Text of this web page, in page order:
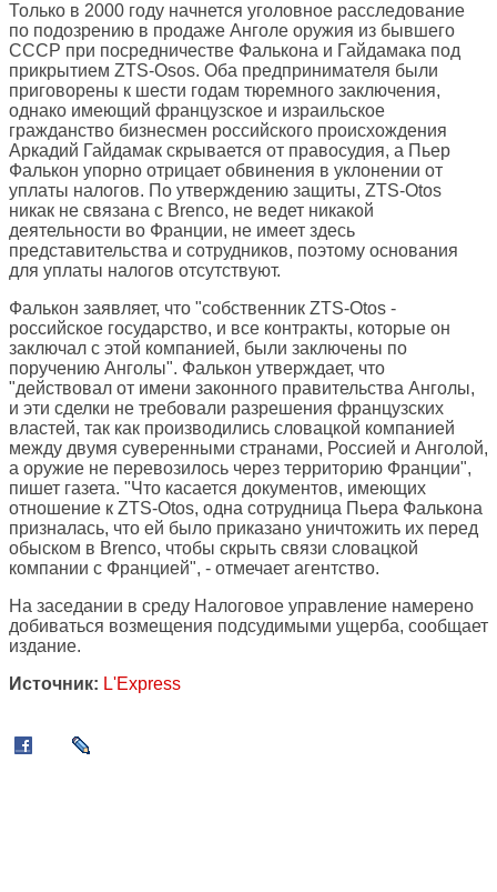
Только в 2000 году начнется уголовное расследование
по подозрению в продаже Анголе оружия из бывшего
СССР при посредничестве Фалькона и Гайдамака под
прикрытием ZTS-Osos. Оба предпринимателя были
приговорены к шести годам тюремного заключения,
однако имеющий французское и израильское
гражданство бизнесмен российского происхождения
Аркадий Гайдамак скрывается от правосудия, а Пьер
Фалькон упорно отрицает обвинения в уклонении от
уплаты налогов. По утверждению защиты, ZTS-Otos
никак не связана с Brenco, не ведет никакой
деятельности во Франции, не имеет здесь
представительства и сотрудников, поэтому основания
для уплаты налогов отсутствуют.
Фалькон заявляет, что "собственник ZTS-Otos -
российское государство, и все контракты, которые он
заключал с этой компанией, были заключены по
поручению Анголы". Фалькон утверждает, что
"действовал от имени законного правительства Анголы,
и эти сделки не требовали разрешения французских
властей, так как производились словацкой компанией
между двумя суверенными странами, Россией и Анголой,
а оружие не перевозилось через территорию Франции",
пишет газета. "Что касается документов, имеющих
отношение к ZTS-Otos, одна сотрудница Пьера Фалькона
призналась, что ей было приказано уничтожить их перед
обыском в Brenco, чтобы скрыть связи словацкой
компании с Францией", - отмечает агентство.
На заседании в среду Налоговое управление намерено
добиваться возмещения подсудимыми ущерба, сообщает
издание.
Источник: L'Express